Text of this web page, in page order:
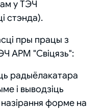
у ТЭЧ
стэнда).
пры працы з
АРМ "Свіцязь":
радыёлакатара
і выводзіць
форме на